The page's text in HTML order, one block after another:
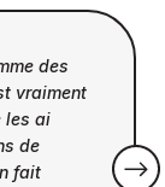
des
vraiment
les ai
de
fait